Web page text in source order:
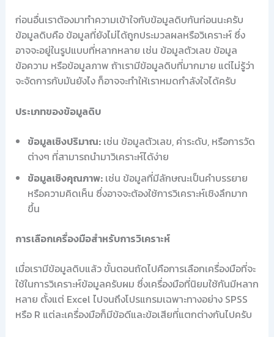
ก่อนอื่นเราต้องมาทำความเข้าใจกับข้อมูลดิบกันก่อนนะครับ
ข้อมูลดิบคือ ข้อมูลที่ยังไม่ได้ถูกประมวลผลหรือวิเคราะห์ ซึ่ง
อาจจะอยู่ในรูปแบบที่หลากหลาย เช่น ข้อมูลตัวเลข ข้อมูล
ข้อความ หรือข้อมูลภาพ ถ้าเรามีข้อมูลดิบที่มากมาย แต่ไม่รู้ว่า
จะจัดการกับมันยังไง ก็อาจจะทำให้เราหมดกำลังใจได้ครับ
ประเภทของข้อมูลดิบ
ข้อมูลเชิงปริมาณ:เช่น ข้อมูลตัวเลข, ค่าระดับ, หรือการวัด
ต่างๆ ที่สามารถนำมาวิเคราะห์ได้ง่าย
ข้อมูลเชิงคุณภาพ:เช่น ข้อมูลที่มีลักษณะเป็นคำบรรยาย
หรือความคิดเห็น ซึ่งอาจจะต้องใช้การวิเคราะห์เชิงลึกมาก
ขึ้น
การเลือกเครื่องมือสำหรับการวิเคราะห์
เมื่อเรามีข้อมูลดิบแล้ว ขั้นตอนถัดไปคือการเลือกเครื่องมือที่จะ
ใช้ในการวิเคราะห์ข้อมูลครับผม ซึ่งเครื่องมือที่นิยมใช้กันมีหลาก
หลาย ตั้งแต่ Excel ไปจนถึงโปรแกรมเฉพาะทางอย่าง SPSS
หรือ R แต่ละเครื่องมือก็มีข้อดีและข้อเสียที่แตกต่างกันไปครับ